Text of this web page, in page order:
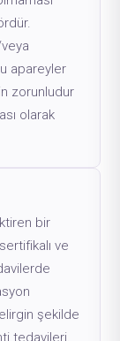
apareyler
zorunludur
olarak
bir
ve
şekilde
tedavileri,